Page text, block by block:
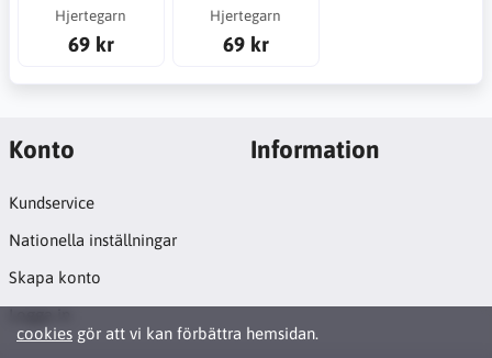
Hjertegarn
69 kr
Hjertegarn
69 kr
cookies gör att vi kan förbättra hemsidan.
Konto
Kundservice
Nationella inställningar
Skapa konto
Information